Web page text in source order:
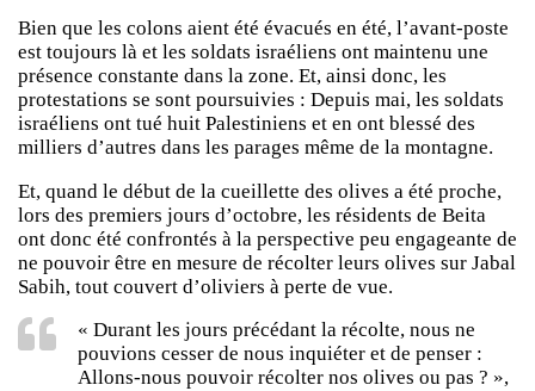
Bien que les colons aient été évacués en été, l’avant-poste
est toujours là et les soldats israéliens ont maintenu une
présence constante dans la zone. Et, ainsi donc, les
protestations se sont poursuivies : Depuis mai, les soldats
israéliens ont tué huit Palestiniens et en ont blessé des
milliers d’autres dans les parages même de la montagne.
Et, quand le début de la cueillette des olives a été proche,
lors des premiers jours d’octobre, les résidents de Beita
ont donc été confrontés à la perspective peu engageante de
ne pouvoir être en mesure de récolter leurs olives sur Jabal
Sabih, tout couvert d’oliviers à perte de vue.
« Durant les jours précédant la récolte, nous ne
pouvions cesser de nous inquiéter et de penser :
Allons-nous pouvoir récolter nos olives ou pas ? »,